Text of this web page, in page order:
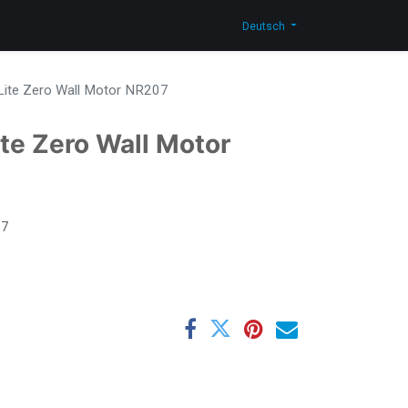
Kontakt Shop
Deutsch
Zero Wall Motor NR207
Zero Wall Motor